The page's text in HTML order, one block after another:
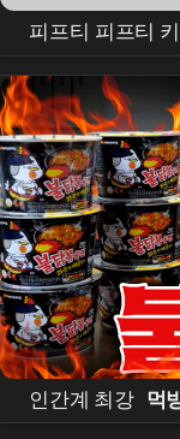
피프티 피프티
닭
인간계 최강 먹